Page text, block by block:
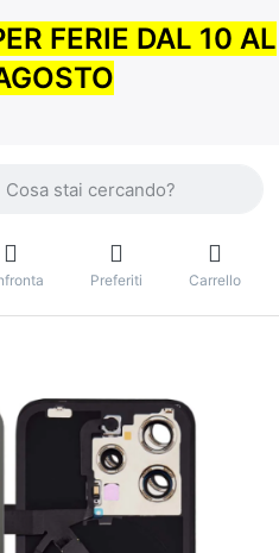
FERIE DAL 10 AL
Preferiti Carrello